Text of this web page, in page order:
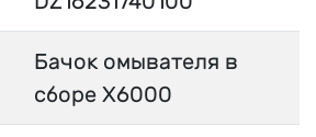
Бачок омывателя в
сборе X6000